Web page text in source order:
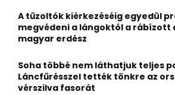
A tűzoltók kiérkezéséig egyedül
megvédeni a lángoktól a rábízott
magyar erdész
Soha többé nem láthatjuk teljes
Láncfűrésszel tették tönkre az
vérszilva fasorát